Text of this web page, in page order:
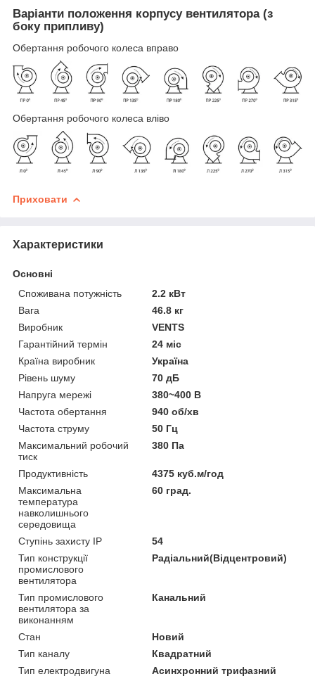
Варіанти положення корпусу вентилятора (з
боку припливу)
Обертання робочого колеса вправо
Обертання робочого колеса вліво
Приховати
Характеристики
Основні
Споживана потужність
2.2 кВт
Вага
46.8 кг
Виробник
VENTS
Гарантійний термін
24 міс
Країна виробник
Україна
Рівень шуму
70 дБ
Напруга мережі
380~400 В
Частота обертання
940 об/хв
Частота струму
50 Гц
Максимальний робочий
тиск
380 Па
Продуктивність
4375 куб.м/год
Максимальна
температура
навколишнього
середовища
60 град.
Ступінь захисту IP
54
Тип конструкції
промислового
вентилятора
Радіальний(Відцентровий)
Тип промислового
вентилятора за
виконанням
Канальний
Стан
Новий
Тип каналу
Квадратний
Тип електродвигуна
Асинхронний трифазний